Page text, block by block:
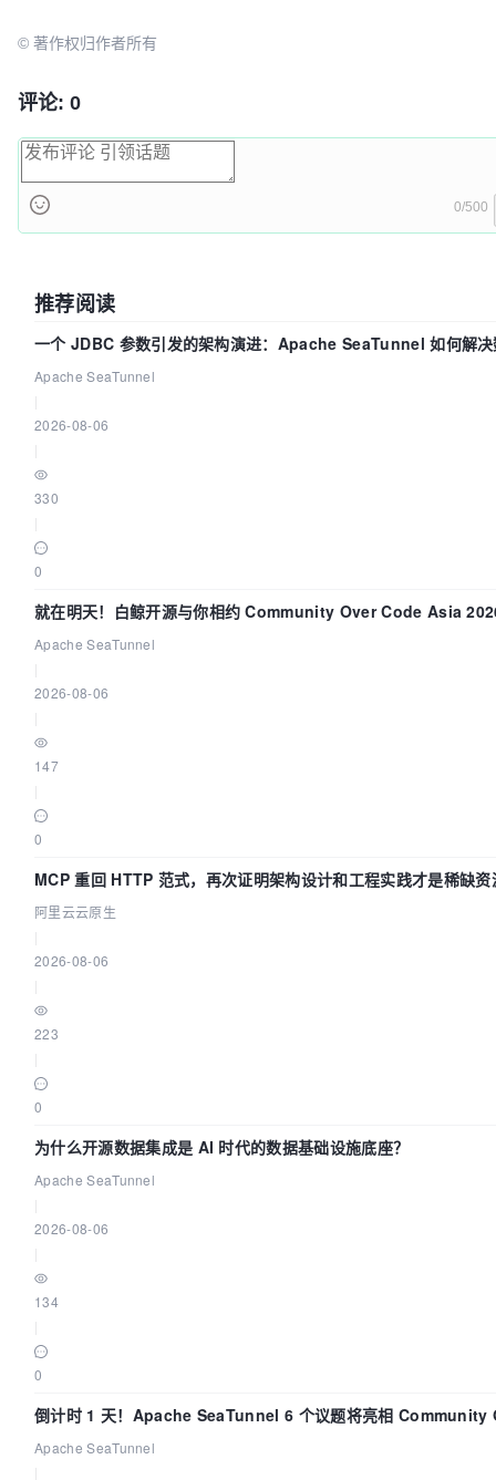
© 著作权归作者所有
评论: 0
0/500
推荐阅读
一个 JDBC 参数引发的架构演进：Apache SeaTunnel 如何解
步中的“定时 Flush”难题
Apache SeaTunnel
2026-08-06
330
0
就在明天！白鲸开源与你相约 Community Over Code Asia
演讲！
Apache SeaTunnel
2026-08-06
147
0
MCP 重回 HTTP 范式，再次证明架构设计和工程实践才是稀缺资
阿里云云原生
2026-08-06
223
0
为什么开源数据集成是 AI 时代的数据基础设施底座？
Apache SeaTunnel
2026-08-06
134
0
倒计时 1 天！Apache SeaTunnel 6 个议题将亮相 Community
Code Asia 2026
Apache SeaTunnel